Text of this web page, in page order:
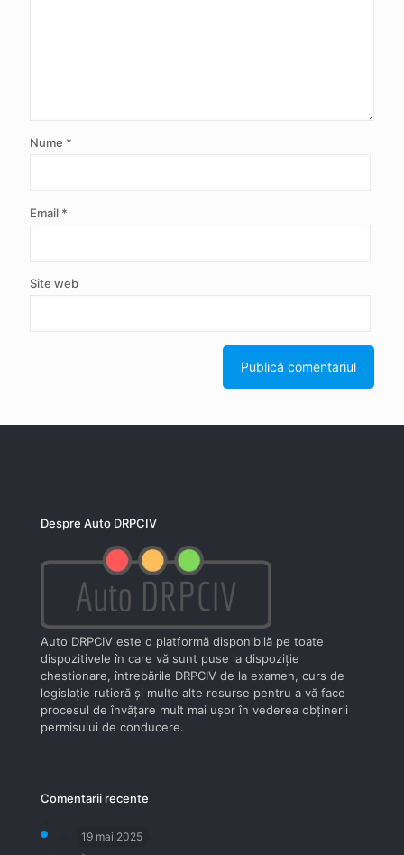
Nume *
Email *
Site web
Despre Auto DRPCIV
Auto DRPCIV este o platformă disponibilă pe toate
dispozitivele în care vă sunt puse la dispoziţie
chestionare, întrebările DRPCIV de la examen, curs de
legislaţie rutieră şi multe alte resurse pentru a vă face
procesul de învăţare mult mai uşor în vederea obţinerii
permisului de conducere.
Comentarii recente
19 mai 2025